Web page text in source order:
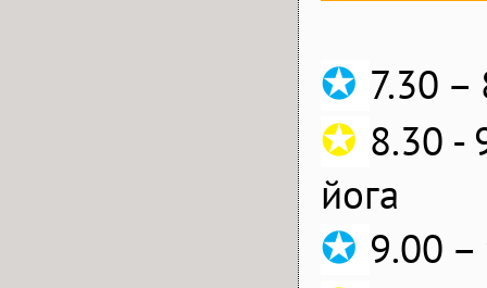
✪ 7.30
✪ 8.30 -
йога
✪ 9.00 –